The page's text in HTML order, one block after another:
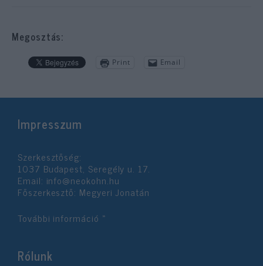
Megosztás:
Print Email
Impresszum
Szerkesztőség:
1037 Budapest, Seregély u. 17.
Email: info@neokohn.hu
Főszerkesztő: Megyeri Jonatán
További információ »
Rólunk